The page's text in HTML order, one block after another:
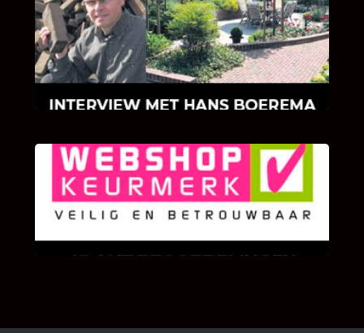
INTERVIEW MET HANS BOEREMA
Hoe Bricks and Stones ontstaan is en wat
Hans Boerema motiveert in de wereld van
klinkers en tegels!
KLANT BEOORDELINGEN
We zijn er zeer op gesteld om te weten wat u
als klant van ons en onze diensten vindt.